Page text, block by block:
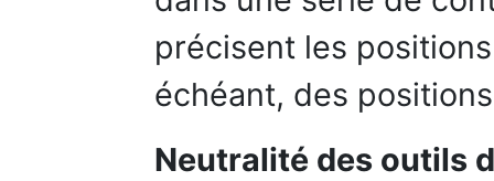
précisent les
échéant, des
Neutralité des outils